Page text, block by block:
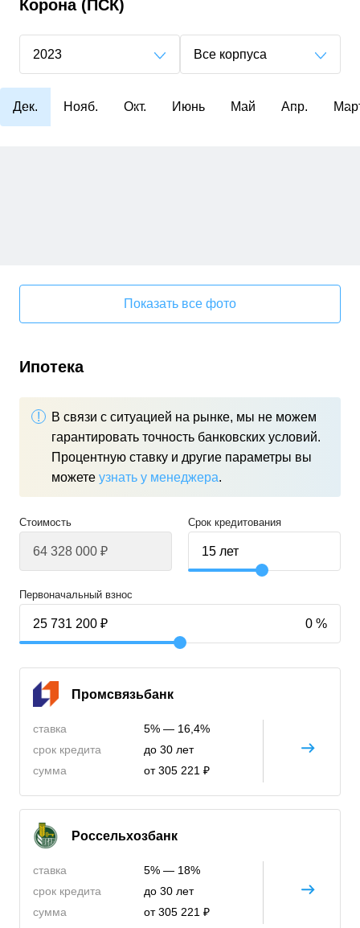
Корона (ПСК)
2023 Все корпуса
Дек. Нояб. Окт. Июнь Май Апр.
Показать все фото
Ипотека
В связи с ситуацией на рынке, мы не можем
гарантировать точность банковских условий.
Процентную ставку и другие параметры вы
можете узнать у менеджера.
Стоимость
Первоначальный взнос
Срок кредитования
Промсвязьбанк
ставка
срок кредита
сумма
5% — 16,4%
до 30 лет
от 305 221 ₽
Россельхозбанк
ставка
срок кредита
сумма
5% — 18%
до 30 лет
от 305 221 ₽